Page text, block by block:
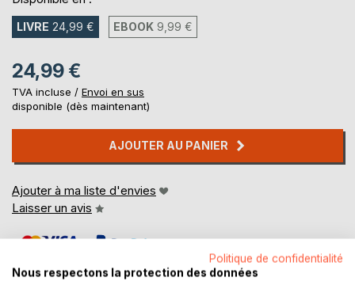
LIVRE 24,99 € EBOOK 9,99 €
24,99 €
TVA incluse / Envoi en sus
disponible (dès maintenant)
AJOUTER AU PANIER
Ajouter à ma liste d'envies
Laisser un avis
Politique de confidentialité
Nous respectons la protection des données